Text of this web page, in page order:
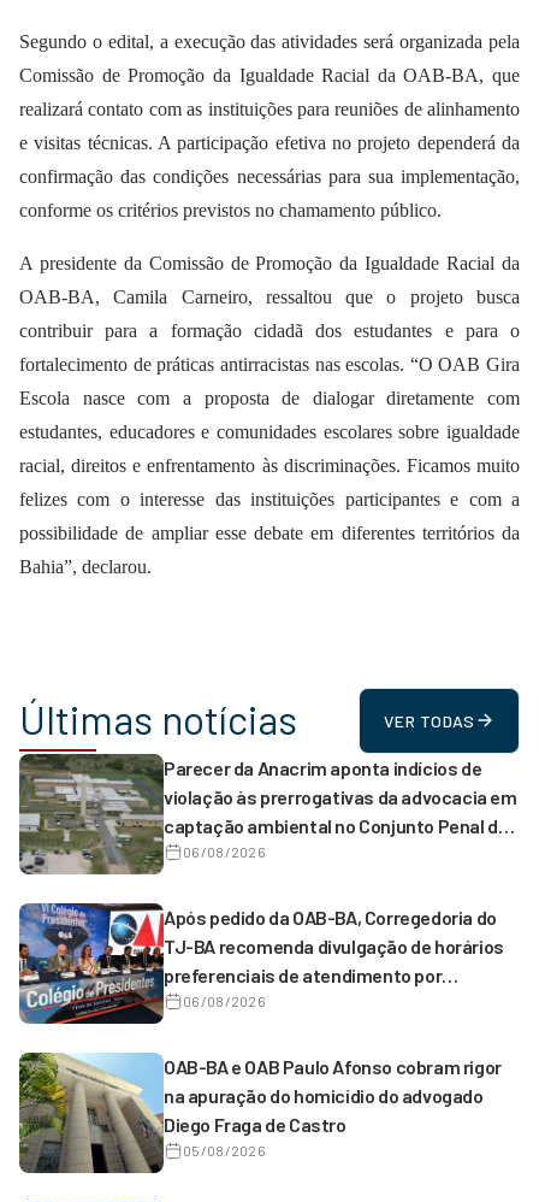
Segundo o edital, a execução das atividades será organizada pela
Comissão de Promoção da Igualdade Racial da OAB-BA, que
realizará contato com as instituições para reuniões de alinhamento
e visitas técnicas. A participação efetiva no projeto dependerá da
confirmação das condições necessárias para sua implementação,
conforme os critérios previstos no chamamento público.
A presidente da Comissão de Promoção da Igualdade Racial da
OAB-BA, Camila Carneiro, ressaltou que o projeto busca
contribuir para a formação cidadã dos estudantes e para o
fortalecimento de práticas antirracistas nas escolas. “O OAB Gira
Escola nasce com a proposta de dialogar diretamente com
estudantes, educadores e comunidades escolares sobre igualdade
racial, direitos e enfrentamento às discriminações. Ficamos muito
felizes com o interesse das instituições participantes e com a
possibilidade de ampliar esse debate em diferentes territórios da
Bahia”, declarou.
Últimas notícias VER TODAS
Parecer da Anacrim aponta indícios de
violação às prerrogativas da advocacia em
captação ambiental no Conjunto Penal de
Serrinha
06/08/2026
Após pedido da OAB-BA, Corregedoria do
TJ-BA recomenda divulgação de horários
preferenciais de atendimento por
magistrados de 1º grau
06/08/2026
OAB-BA e OAB Paulo Afonso cobram rigor
na apuração do homicídio do advogado
Diego Fraga de Castro
05/08/2026